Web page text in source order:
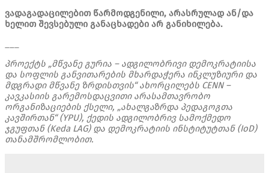
ვადაგადაცილებით წარმოდგენილი, არასრულად ან/და
ხელით შევსებული განაცხადები არ განიხილება.
პროექტს „მწვანე გურია – ადგილობრივი დემოკრატიისა
და სოფლის განვითარების მხარდაჭერა ინკლუზიური და
მდგრადი მწვანე ზრდისთვის“ ახორცილებს CENN –
კავკასიის გარემოსდაცვითი არასამთავრობო
ორგანიზაციების ქსელი, „ახალგაზრდა პედაგოგთა
კავშირთან“ (YPU), ქედის ადგილობრივ სამოქმედო
ჯგუფთან (Keda LAG) და დემოკრატიის ინსტიტუტთან (IoD)
თანამშრომლობით.